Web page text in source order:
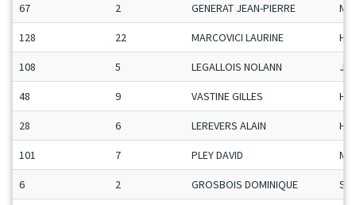
67 2 GENERAT JEAN-PIERRE
128 22 MARCOVICI LAURINE H-C
108 5 LEGALLOIS NOLANN Ju-
48 9 VASTINE GILLES H-C
28 6 LEREVERS ALAIN H-C
101 7 PLEY DAVID
6 2 GROSBOIS DOMINIQUE